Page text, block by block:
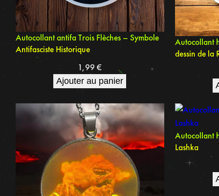
Autocollant antifa Trois Flèches – Symbole
Antifasciste Historique
1,99€
Ajouter au panier
Autocollant
dessin de la
Autocollant
Lashka